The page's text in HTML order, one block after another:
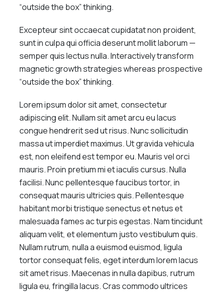
“outside the box” thinking.
Excepteur sint occaecat cupidatat non proident,
sunt in culpa qui officia deserunt mollit laborum —
semper quis lectus nulla. Interactively transform
magnetic growth strategies whereas prospective
“outside the box” thinking.
Lorem ipsum dolor sit amet, consectetur
adipiscing elit. Nullam sit amet arcu eu lacus
congue hendrerit sed ut risus. Nunc sollicitudin
massa ut imperdiet maximus. Ut gravida vehicula
est, non eleifend est tempor eu. Mauris vel orci
mauris. Proin pretium mi et iaculis cursus. Nulla
facilisi. Nunc pellentesque faucibus tortor, in
consequat mauris ultricies quis. Pellentesque
habitant morbi tristique senectus et netus et
malesuada fames ac turpis egestas. Nam tincidunt
aliquam velit, et elementum justo vestibulum quis.
Nullam rutrum, nulla a euismod euismod, ligula
tortor consequat felis, eget interdum lorem lacus
sit amet risus. Maecenas in nulla dapibus, rutrum
ligula eu, fringilla lacus. Cras commodo ultrices